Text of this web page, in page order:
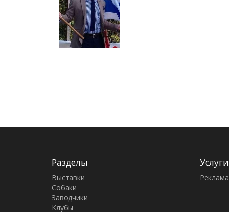
Разделы
Выставки
Собаки
Заводчики
Клубы
Услуги
Реклама